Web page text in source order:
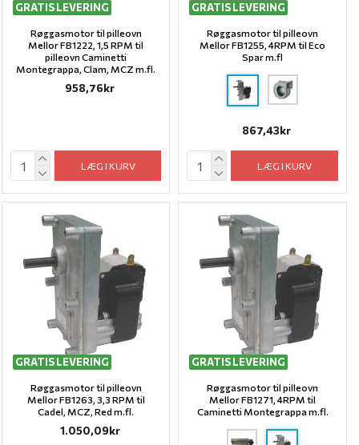
GRATIS LEVERING
Røggasmotor til pilleovn
Mellor FB1222, 1,5 RPM til
pilleovn Caminetti
Montegrappa, Clam, MCZ m.fl.
958,76kr
LÆG I KURV
GRATIS LEVERING
Røggasmotor til pilleovn
Mellor FB1255, 4RPM til Eco
Spar m.fl
867,43kr
LÆG I KURV
GRATIS LEVERING
Røggasmotor til pilleovn
Mellor FB1263, 3,3 RPM til
Cadel, MCZ, Red m.fl.
1.050,09kr
GRATIS LEVERING
Røggasmotor til pilleovn
Mellor FB1271, 4RPM til
Caminetti Montegrappa m.fl.